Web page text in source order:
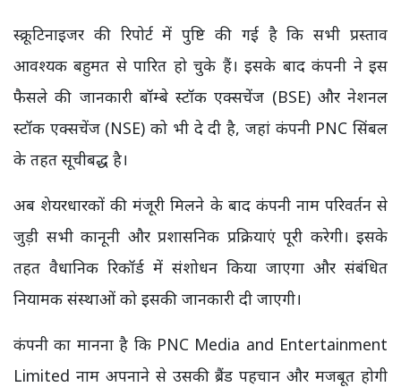
स्क्रूटिनाइजर की रिपोर्ट में पुष्टि की गई है कि सभी प्रस्ताव
आवश्यक बहुमत से पारित हो चुके हैं। इसके बाद कंपनी ने इस
फैसले की जानकारी बॉम्बे स्टॉक एक्सचेंज (BSE) और नेशनल
स्टॉक एक्सचेंज (NSE) को भी दे दी है, जहां कंपनी PNC सिंबल
के तहत सूचीबद्ध है।
अब शेयरधारकों की मंजूरी मिलने के बाद कंपनी नाम परिवर्तन से
जुड़ी सभी कानूनी और प्रशासनिक प्रक्रियाएं पूरी करेगी। इसके
तहत वैधानिक रिकॉर्ड में संशोधन किया जाएगा और संबंधित
नियामक संस्थाओं को इसकी जानकारी दी जाएगी।
कंपनी का मानना है कि PNC Media and Entertainment
Limited नाम अपनाने से उसकी ब्रैंड पहचान और मजबूत होगी